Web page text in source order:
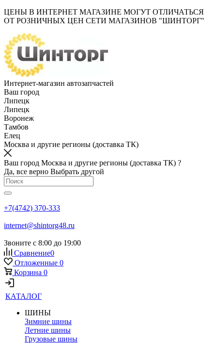
ЦЕНЫ В ИНТЕРНЕТ МАГАЗИНЕ МОГУТ ОТЛИЧАТЬСЯ
ОТ РОЗНИЧНЫХ ЦЕН СЕТИ МАГАЗИНОВ "ШИНТОРГ"
Интернет-магазин автозапчастей
Ваш город
Липецк
Липецк
Воронеж
Тамбов
Елец
Москва и другие регионы (доставка ТК)
Ваш город Москва и другие регионы (доставка ТК) ?
Да, все верно Выбрать другой
+7(4742) 370-333
internet@shintorg48.ru
Звоните с 8:00 до 19:00
Сравнение0
Отложенные 0
Корзина 0
КАТАЛОГ
ШИНЫ
Зимние шины
Летние шины
Грузовые шины